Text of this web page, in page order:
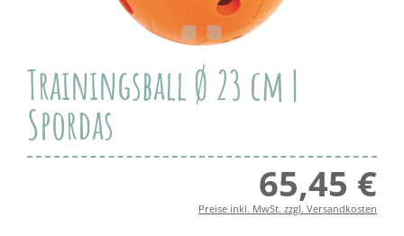
Trainingsball Ø 23 cm |
Spordas
65,45 €
Preise inkl. MwSt. zzgl. Versandkosten